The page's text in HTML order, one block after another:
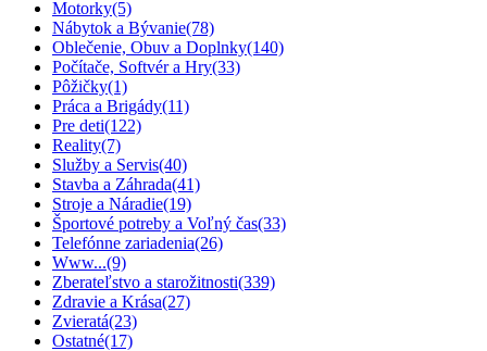
Motorky(5)
Nábytok a Bývanie(78)
Oblečenie, Obuv a Doplnky(140)
Počítače, Softvér a Hry(33)
Pôžičky(1)
Práca a Brigády(11)
Pre deti(122)
Reality(7)
Služby a Servis(40)
Stavba a Záhrada(41)
Stroje a Náradie(19)
Športové potreby a Voľný čas(33)
Telefónne zariadenia(26)
Www...(9)
Zberateľstvo a starožitnosti(339)
Zdravie a Krása(27)
Zvieratá(23)
Ostatné(17)